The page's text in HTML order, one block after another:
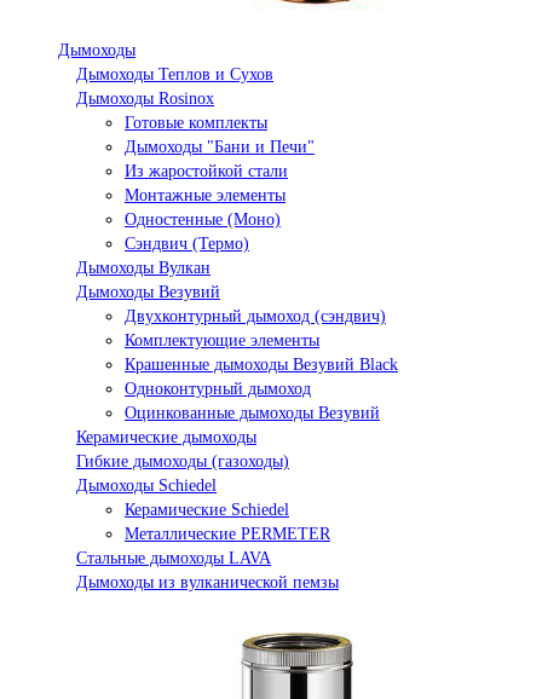
Дымоходы
Дымоходы Теплов и Сухов
Дымоходы Rosinox
Готовые комплекты
Дымоходы "Бани и Печи"
Из жаростойкой стали
Монтажные элементы
Одностенные (Моно)
Сэндвич (Термо)
Дымоходы Вулкан
Дымоходы Везувий
Двухконтурный дымоход (сэндвич)
Комплектующие элементы
Крашенные дымоходы Везувий Black
Одноконтурный дымоход
Оцинкованные дымоходы Везувий
Керамические дымоходы
Гибкие дымоходы (газоходы)
Дымоходы Schiedel
Керамические Schiedel
Металлические PERMETER
Стальные дымоходы LAVA
Дымоходы из вулканической пемзы